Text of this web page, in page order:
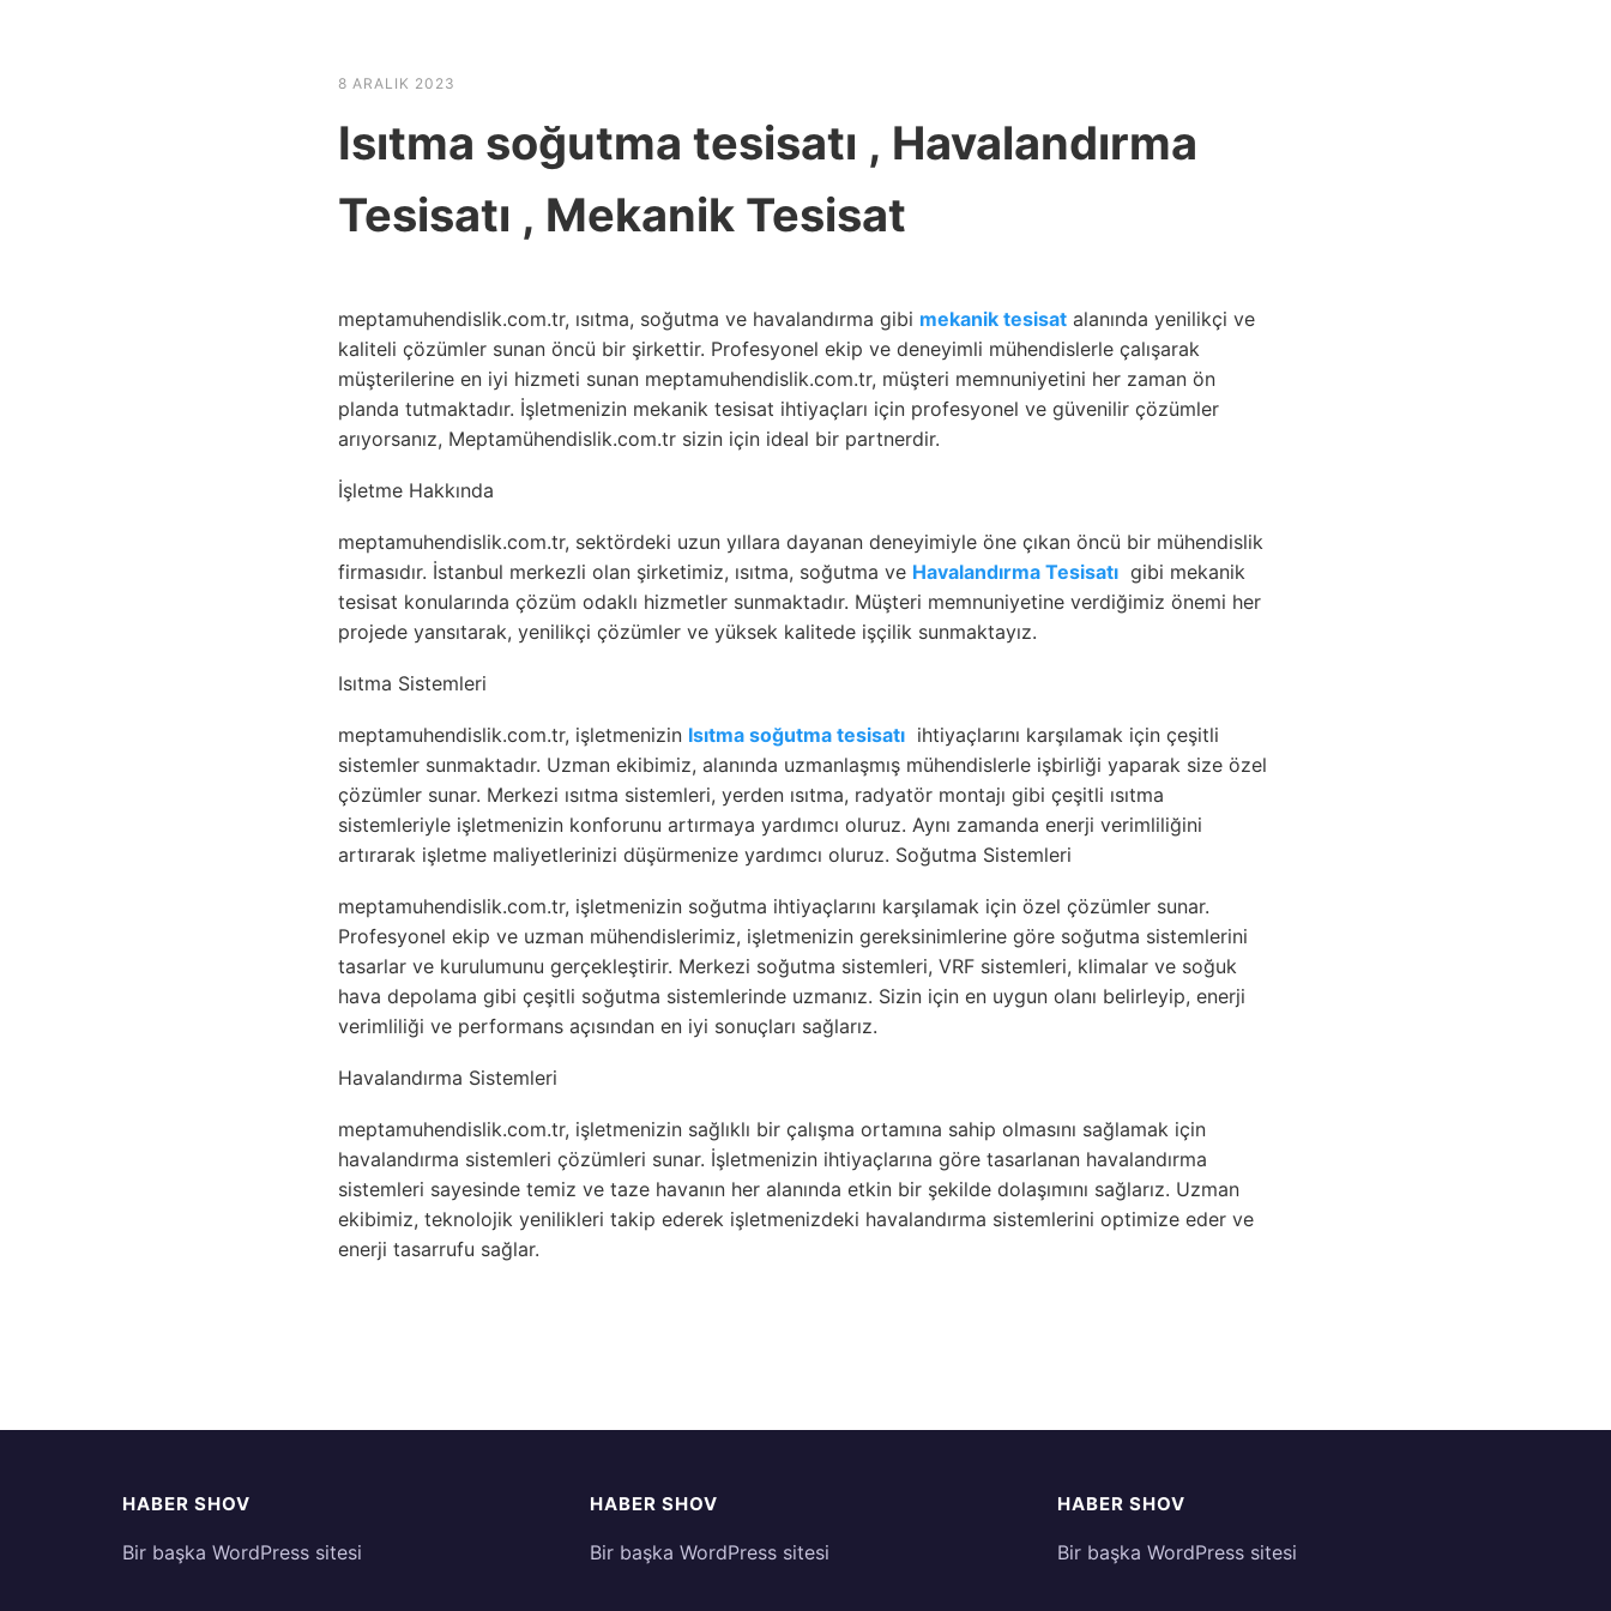
8 ARALIK 2023
Isıtma soğutma tesisatı , Havalandırma
Tesisatı , Mekanik Tesisat
meptamuhendislik.com.tr, ısıtma, soğutma ve havalandırma gibi mekanik tesisat alanında yenilikçi ve
kaliteli çözümler sunan öncü bir şirkettir. Profesyonel ekip ve deneyimli mühendislerle çalışarak
müşterilerine en iyi hizmeti sunan meptamuhendislik.com.tr, müşteri memnuniyetini her zaman ön
planda tutmaktadır. İşletmenizin mekanik tesisat ihtiyaçları için profesyonel ve güvenilir çözümler
arıyorsanız, Meptamühendislik.com.tr sizin için ideal bir partnerdir.
İşletme Hakkında
meptamuhendislik.com.tr, sektördeki uzun yıllara dayanan deneyimiyle öne çıkan öncü bir mühendislik
firmasıdır. İstanbul merkezli olan şirketimiz, ısıtma, soğutma ve Havalandırma Tesisatı gibi mekanik
tesisat konularında çözüm odaklı hizmetler sunmaktadır. Müşteri memnuniyetine verdiğimiz önemi her
projede yansıtarak, yenilikçi çözümler ve yüksek kalitede işçilik sunmaktayız.
Isıtma Sistemleri
meptamuhendislik.com.tr, işletmenizin Isıtma soğutma tesisatı ihtiyaçlarını karşılamak için çeşitli
sistemler sunmaktadır. Uzman ekibimiz, alanında uzmanlaşmış mühendislerle işbirliği yaparak size özel
çözümler sunar. Merkezi ısıtma sistemleri, yerden ısıtma, radyatör montajı gibi çeşitli ısıtma
sistemleriyle işletmenizin konforunu artırmaya yardımcı oluruz. Aynı zamanda enerji verimliliğini
artırarak işletme maliyetlerinizi düşürmenize yardımcı oluruz. Soğutma Sistemleri
meptamuhendislik.com.tr, işletmenizin soğutma ihtiyaçlarını karşılamak için özel çözümler sunar.
Profesyonel ekip ve uzman mühendislerimiz, işletmenizin gereksinimlerine göre soğutma sistemlerini
tasarlar ve kurulumunu gerçekleştirir. Merkezi soğutma sistemleri, VRF sistemleri, klimalar ve soğuk
hava depolama gibi çeşitli soğutma sistemlerinde uzmanız. Sizin için en uygun olanı belirleyip, enerji
verimliliği ve performans açısından en iyi sonuçları sağlarız.
Havalandırma Sistemleri
meptamuhendislik.com.tr, işletmenizin sağlıklı bir çalışma ortamına sahip olmasını sağlamak için
havalandırma sistemleri çözümleri sunar. İşletmenizin ihtiyaçlarına göre tasarlanan havalandırma
sistemleri sayesinde temiz ve taze havanın her alanında etkin bir şekilde dolaşımını sağlarız. Uzman
ekibimiz, teknolojik yenilikleri takip ederek işletmenizdeki havalandırma sistemlerini optimize eder ve
enerji tasarrufu sağlar.
HABER SHOV
Bir başka WordPress sitesi
HABER SHOV
Bir başka WordPress sitesi
HABER SHOV
Bir başka WordPress sitesi